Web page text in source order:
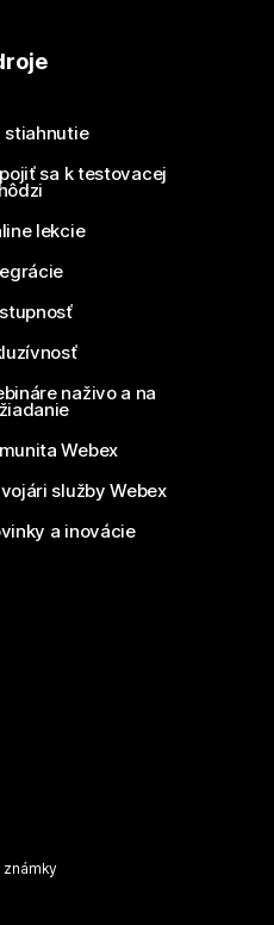
stiahnutie
sa k testovacej
lekcie
naživo a na
Webex
služby Webex
a inovácie
známky